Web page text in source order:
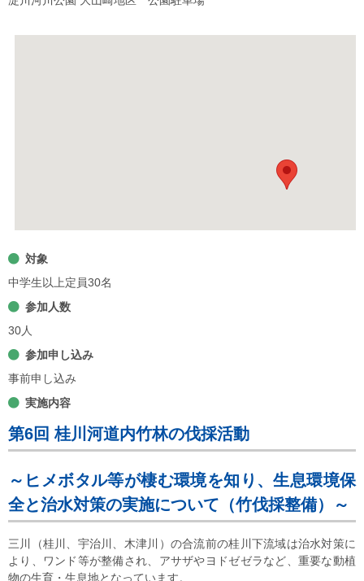
対象
中学生以上定員30名
参加人数
30人
参加申し込み
事前申し込み
実施内容
第6回 桂川河道内竹林の伐採活動
～ヒメボタル等が棲む環境を知り、生息環境保
全と治水対策の実施について（竹伐採整備）～
三川（桂川、宇治川、木津川）の合流前の桂川下流域は治水対策に
より、ワンド等が整備され、アサザやヨドゼゼラなど、重要な動植
物の生育・生息地となっています。